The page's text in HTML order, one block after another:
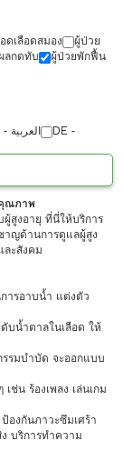
ดเลือดสมอง
ผู้ป่วย
ลกดทับ
ผู้ป่วยพักฟื้น
‏AR - ‏العربية‏
DE -
ณภาพ
ผู้สูงอายุ ที่นี่ให้บริการ
าญด้านการดูแลผู้สูง
ะสังคม
ารอาบน้ำ แต่งตัว
บน้ำตาลในเลือด ให้
รมบำบัด จะออกแบบ
ช่น ร้องเพลง เล่นเกม
องกันภาวะซึมเศร้า
บริการทำความ